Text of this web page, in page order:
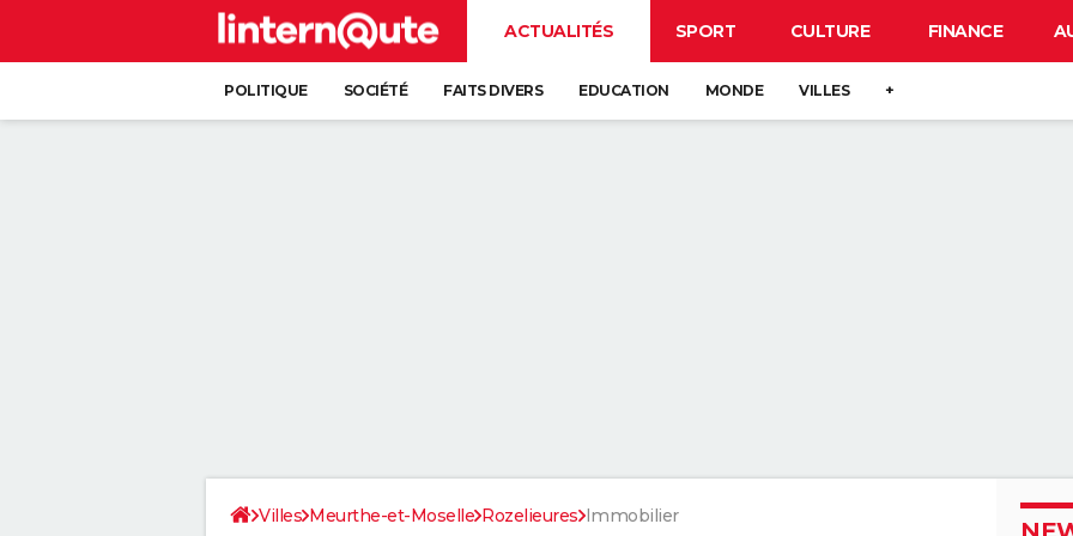
ACTUALITÉS SPORT CULTURE FINANCE
POLITIQUE SOCIÉTÉ FAITS DIVERS EDUCATION MONDE VILLES +
Villes Meurthe-et-Moselle Rozelieures Immobilier